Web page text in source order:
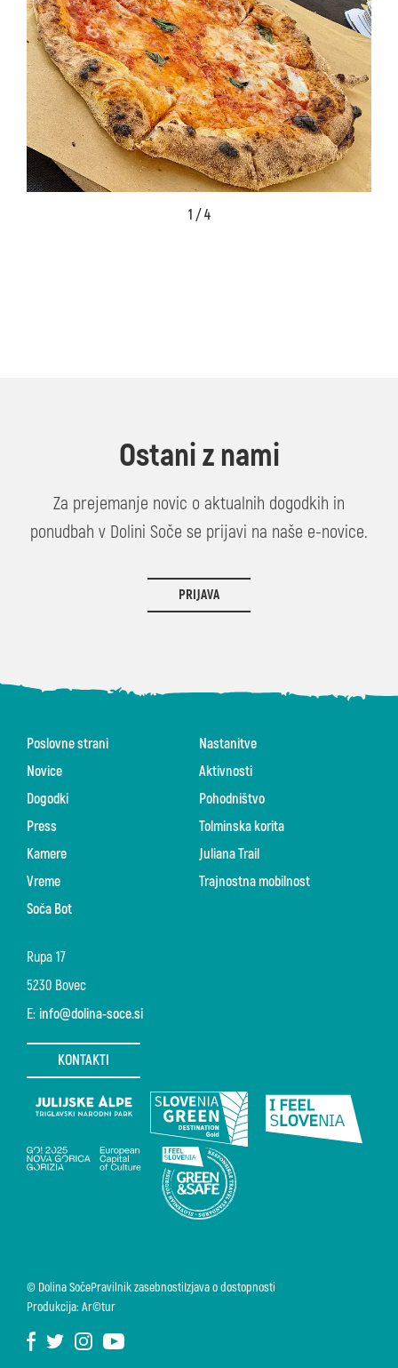
1 / 4
Ostani z nami
Za prejemanje novic o aktualnih dogodkih in
ponudbah v Dolini Soče se prijavi na naše e-novice.
PRIJAVA
Rupa 17
5230 Bovec
E: info@dolina-soce.si
KONTAKTI
Poslovne strani
Novice
Dogodki
Press
Kamere
Vreme
Soča Bot
Nastanitve
Aktivnosti
Pohodništvo
Tolminska korita
Juliana Trail
Trajnostna mobilnost
© Dolina SočePravilnik zasebnostiIzjava o dostopnosti
Produkcija: Ar©tur